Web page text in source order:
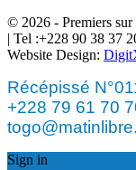
© 2026 - Premiers
| Tel :+228 90 38 37
Website Design:
Récépissé
+228 79 61 70
Sign in